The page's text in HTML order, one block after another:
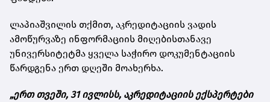
ლაპიაშვილის თქმით, აკრედიტაციის ვადის
ამოწურვაზე ინფორმაციის მიღებისთანავე
უნივერსიტეტმა ყველა საჭირო დოკუმენტაციის
წარდგენა ერთ დღეში მოახერხა.
„ერთ თვეში, 31 ივლისს, აკრედიტაციის ექსპერტები